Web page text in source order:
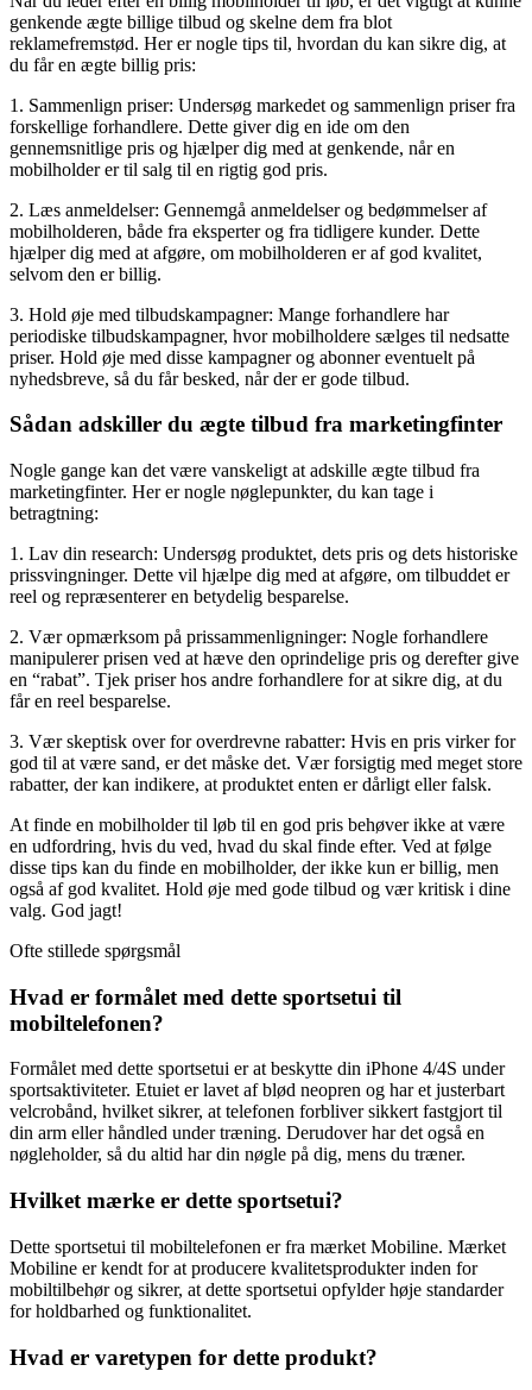
genkende ægte billige tilbud og skelne dem fra blot
reklamefremstød. Her er nogle tips til, hvordan du kan sikre dig, at
du får en ægte billig pris:
1. Sammenlign priser: Undersøg markedet og sammenlign priser fra
forskellige forhandlere. Dette giver dig en ide om den
gennemsnitlige pris og hjælper dig med at genkende, når en
mobilholder er til salg til en rigtig god pris.
2. Læs anmeldelser: Gennemgå anmeldelser og bedømmelser af
mobilholderen, både fra eksperter og fra tidligere kunder. Dette
hjælper dig med at afgøre, om mobilholderen er af god kvalitet,
selvom den er billig.
3. Hold øje med tilbudskampagner: Mange forhandlere har
periodiske tilbudskampagner, hvor mobilholdere sælges til nedsatte
priser. Hold øje med disse kampagner og abonner eventuelt på
nyhedsbreve, så du får besked, når der er gode tilbud.
Sådan adskiller du ægte tilbud fra marketingfinter
Nogle gange kan det være vanskeligt at adskille ægte tilbud fra
marketingfinter. Her er nogle nøglepunkter, du kan tage i
betragtning:
1. Lav din research: Undersøg produktet, dets pris og dets historiske
prissvingninger. Dette vil hjælpe dig med at afgøre, om tilbuddet er
reel og repræsenterer en betydelig besparelse.
2. Vær opmærksom på prissammenligninger: Nogle forhandlere
manipulerer prisen ved at hæve den oprindelige pris og derefter give
en “rabat”. Tjek priser hos andre forhandlere for at sikre dig, at du
får en reel besparelse.
3. Vær skeptisk over for overdrevne rabatter: Hvis en pris virker for
god til at være sand, er det måske det. Vær forsigtig med meget store
rabatter, der kan indikere, at produktet enten er dårligt eller falsk.
At finde en mobilholder til løb til en god pris behøver ikke at være
en udfordring, hvis du ved, hvad du skal finde efter. Ved at følge
disse tips kan du finde en mobilholder, der ikke kun er billig, men
også af god kvalitet. Hold øje med gode tilbud og vær kritisk i dine
valg. God jagt!
Ofte stillede spørgsmål
Hvad er formålet med dette sportsetui til
mobiltelefonen?
Formålet med dette sportsetui er at beskytte din iPhone 4/4S under
sportsaktiviteter. Etuiet er lavet af blød neopren og har et justerbart
velcrobånd, hvilket sikrer, at telefonen forbliver sikkert fastgjort til
din arm eller håndled under træning. Derudover har det også en
nøgleholder, så du altid har din nøgle på dig, mens du træner.
Hvilket mærke er dette sportsetui?
Dette sportsetui til mobiltelefonen er fra mærket Mobiline. Mærket
Mobiline er kendt for at producere kvalitetsprodukter inden for
mobiltilbehør og sikrer, at dette sportsetui opfylder høje standarder
for holdbarhed og funktionalitet.
Hvad er varetypen for dette produkt?